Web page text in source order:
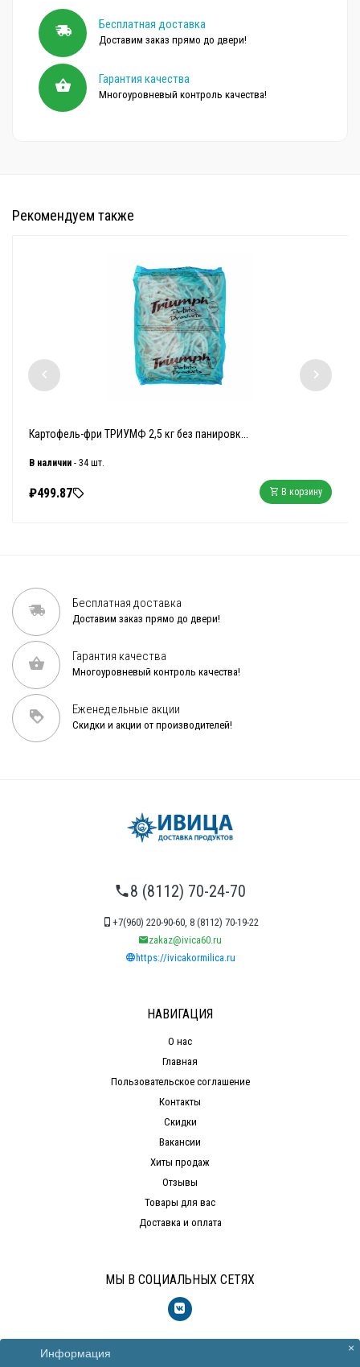
Бесплатная доставка
Доставим заказ прямо до двери!
Гарантия качества
Многоуровневый контроль качества!
Рекомендуем также
Картофель-фри ТРИУМФ 2,5 кг без панировк...
В наличии - 34 шт.
В корзину
₽499.87
Бесплатная доставка
Доставим заказ прямо до двери!
Гарантия качества
Многоуровневый контроль качества!
Еженедельные акции
Скидки и акции от производителей!
8 (8112) 70-24-70
+7(960) 220-90-60, 8 (8112) 70-19-22
zakaz@ivica60.ru
https://ivicakormilica.ru
НАВИГАЦИЯ
О нас
Главная
Пользовательское соглашение
Контакты
Скидки
Вакансии
Хиты продаж
Отзывы
Товары для вас
Доставка и оплата
МЫ В СОЦИАЛЬНЫХ СЕТЯХ
×
Информация